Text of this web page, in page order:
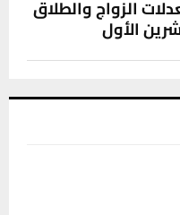
الزواج والطلاق
الأول